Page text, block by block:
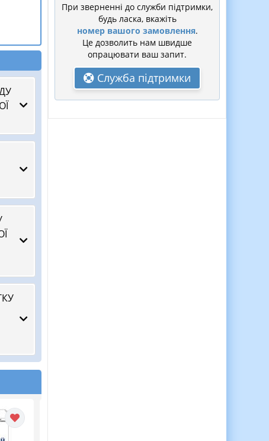
При зверненні до служби підтримки,
будь ласка, вкажіть
номер вашого замовлення.
Це дозволить нам швидше
опрацювати ваш запит.
Служба підтримки